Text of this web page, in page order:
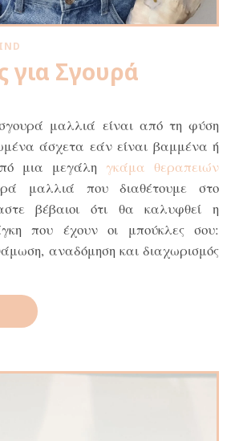
για Σγουρά
μαλλιά είναι από τη φύση
άσχετα εάν είναι βαμμένα ή
μια μεγάλη γκάμα θεραπειών
μαλλιά που διαθέτουμε στο
βέβαιοι ότι θα καλυφθεί η
που έχουν οι μπούκλες σου:
αναδόμηση και διαχωρισμός